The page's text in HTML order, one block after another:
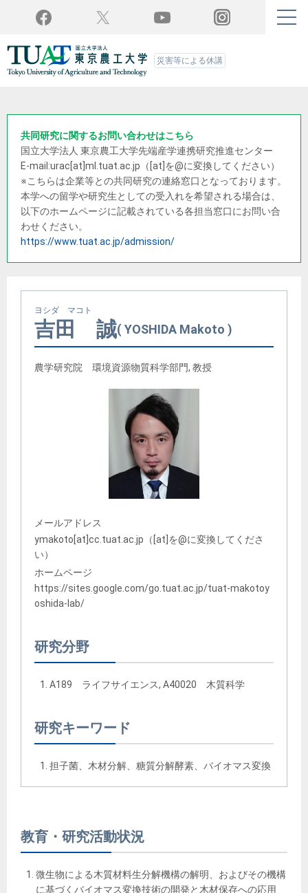
Facebook Twitter YouTube Instagram
災害等による休講
共同研究に関するお問い合わせはこちら
国立大学法人 東京農工大学先端産学連携研究推進センター
E-mail:urac[at]ml.tuat.ac.jp （[at]を@に変換してください）
※こちらは企業等との共同研究の連絡窓口となっております。
本学への留学や研究生としての受入れを希望される場合は、
以下のホームページに記載されている各担当窓口にお問い合
わせください。
https://www.tuat.ac.jp/admission/
吉田 誠
ヨシダ マコト
YOSHIDA Makoto
農学研究院 環境資源物質科学部門, 教授
メールアドレス
ymakoto[at]cc.tuat.ac.jp（[at]を@に変換してくださ
い）
ホームページ
https://sites.google.com/go.tuat.ac.jp/tuat-makotoy
oshida-lab/
研究分野
A189 ライフサイエンス, A40020 木質科学
研究キーワード
担子菌、木材分解、糖質分解酵素、バイオマス変換
教育・研究活動状況
微生物による木質材料生分解機構の解明、およびその機構
に基づくバイオマス変換技術の開発と木材保存への応用